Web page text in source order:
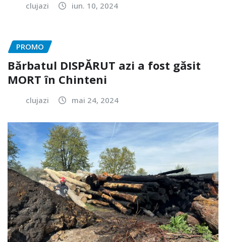
clujazi iun. 10, 2024
PROMO
Bărbatul DISPĂRUT azi a fost găsit
MORT în Chinteni
clujazi mai 24, 2024